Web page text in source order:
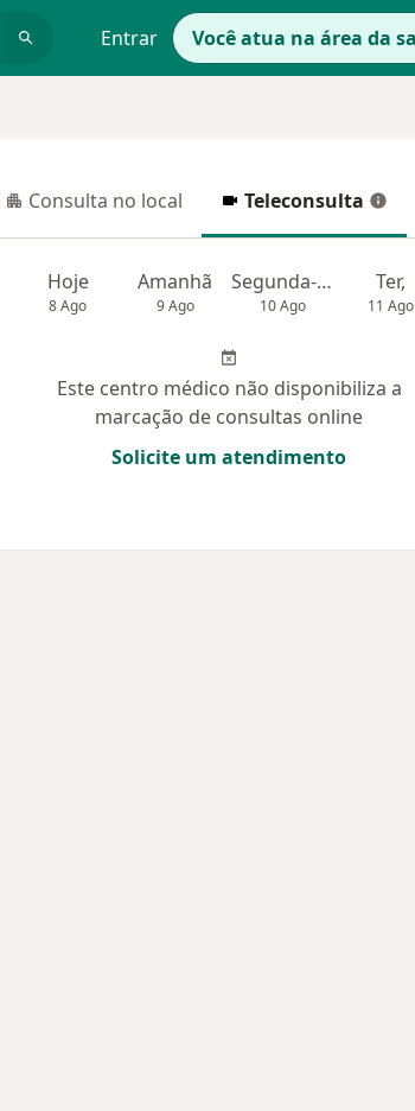
Entrar Você atua na área da
Consulta no local
Consulta no local Teleconsulta
Teleconsulta
Hoje
8 Ago
Amanhã
9 Ago
Segunda-feira
10 Ago
Ter,
11 Ago
Este centro médico não disponibiliza a
marcação de consultas online
Solicite um atendimento